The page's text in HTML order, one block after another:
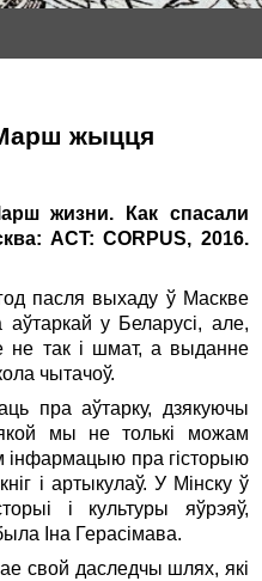
жыцця
жизни. Как спасали
ACT: CORPUS, 2016.
пасля выхаду ў Маскве
аўтаркай у Беларусі, але,
не так і шмат, а выданне
чытачоў.
пра аўтарку, дзякуючы
якой мы не толькі можам
інфармацыю пра гісторыю
і артыкулаў. У Мінску ў
і культуры яўрэяў,
Іна Герасімава.
свой даследчы шлях, які